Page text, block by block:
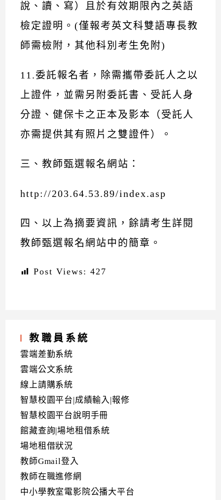
說、讀、寫）且於有效期限內之英語
檢定證明。(僅報考英文科雙語專長教
師需檢附，其他科別考生免附)
11.委託報名者，除需攜帶委託人之以
上證件，並需另附委託書、受託人身
分證、健保卡之正本及影本（受託人
亦需提供其有照片之雙證件）。
三、教師甄選報名網站：
http://203.64.53.89/index.asp
四、以上為摘要資訊，餘請考生詳閱
教師甄選報名網站中的簡章。
Post Views: 427
教職員系統
雲端差勤系統
雲端公文系統
線上請購系統
智慧校園平台|成績輸入|報修
智慧校園平台說明手冊
館藏查詢|場地租借系統
場地租借狀況
教師Gmail登入
教師在職進修網
中小學教室電影院公播大平台